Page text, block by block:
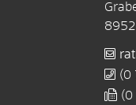
(0
(0